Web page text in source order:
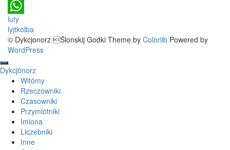
Twitter
WhatsApp
Post
navigation
luty
lyjtkolba
© Dykcjonorz Ślonskij Godki Theme by Colorlib Powered by
WordPress
Dykcjōnorz
Witōmy
Rzeczowniki
Czasowniki
Przymiotniki
Imiona
Liczebniki
Inne